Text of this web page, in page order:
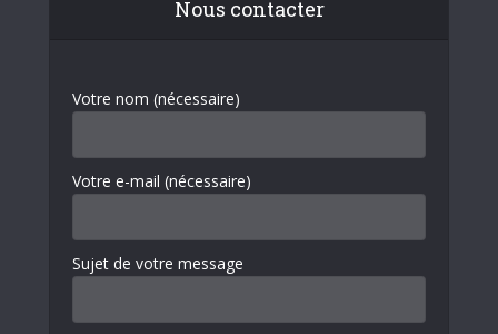
Nous contacter
Votre nom (nécessaire)
Votre e-mail (nécessaire)
Sujet de votre message